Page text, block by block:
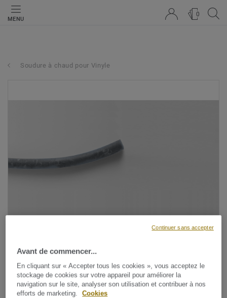
MENU
0
Soudure à chaud pour Vinyle
Avant de commencer...
En cliquant sur « Accepter tous les cookies », vous acceptez le
stockage de cookies sur votre appareil pour améliorer la
navigation sur le site, analyser son utilisation et contribuer à nos
efforts de marketing.
Cookies
Continuer sans accepter